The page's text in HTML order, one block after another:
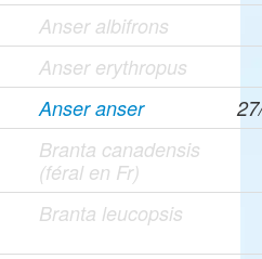
Anser albifrons
Anser erythropus
Anser anser
Branta canadensis
(féral en Fr)
Branta leucopsis